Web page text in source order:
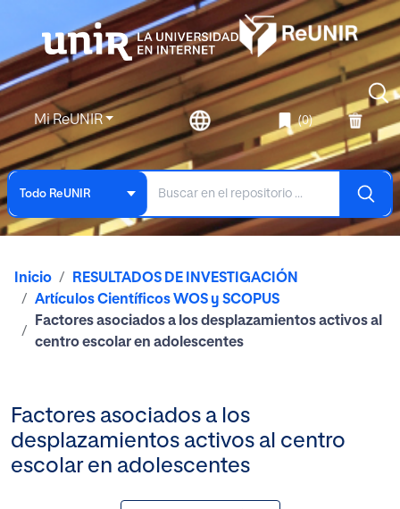
Mi ReUNIR (0)
Todo ReUNIR
Inicio
RESULTADOS DE INVESTIGACIÓN
Artículos Científicos WOS y SCOPUS
Factores asociados a los desplazamientos activos al
centro escolar en adolescentes
Factores asociados a los
desplazamientos activos al centro
escolar en adolescentes